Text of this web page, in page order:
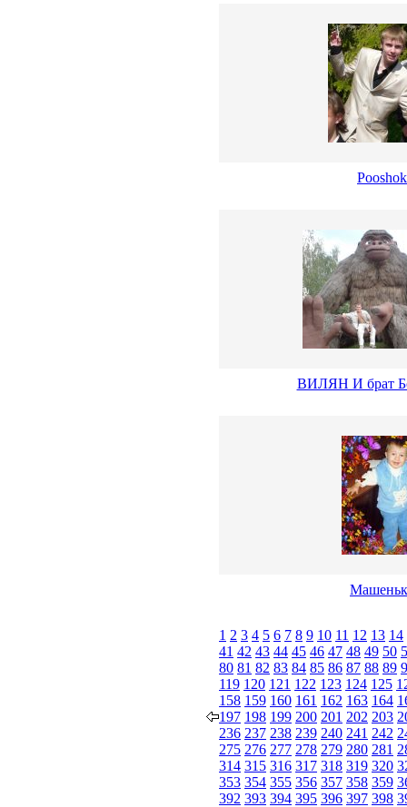
Pooshok
ВИЛЯН И брат
1 2 3 4 5 6 7 8 9 10 11 12 13 14
41 42 43 44 45 46 47 48 49 50
80 81 82 83 84 85 86 87 88 89
119 120 121 122 123 124 125
158 159 160 161 162 163 164
197 198 199 200 201 202 203
236 237 238 239 240 241 242
275 276 277 278 279 280 281
314 315 316 317 318 319 320
353 354 355 356 357 358 359
392 393 394 395 396 397 398